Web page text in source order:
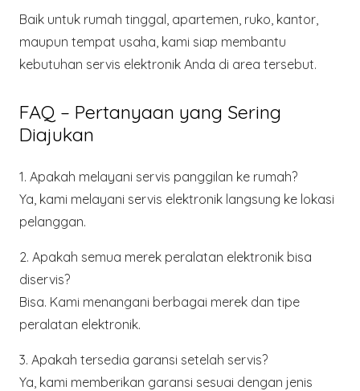
Baik untuk rumah tinggal, apartemen, ruko, kantor,
maupun tempat usaha, kami siap membantu
kebutuhan servis elektronik Anda di area tersebut.
FAQ – Pertanyaan yang Sering
Diajukan
1. Apakah melayani servis panggilan ke rumah?
Ya, kami melayani servis elektronik langsung ke lokasi
pelanggan.
2. Apakah semua merek peralatan elektronik bisa
diservis?
Bisa. Kami menangani berbagai merek dan tipe
peralatan elektronik.
3. Apakah tersedia garansi setelah servis?
Ya, kami memberikan garansi sesuai dengan jenis